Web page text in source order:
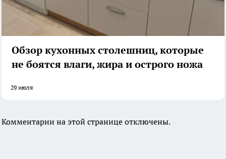
Обзор кухонных столешниц, которые
не боятся влаги, жира и острого ножа
29 июля
Комментарии на этой странице отключены.